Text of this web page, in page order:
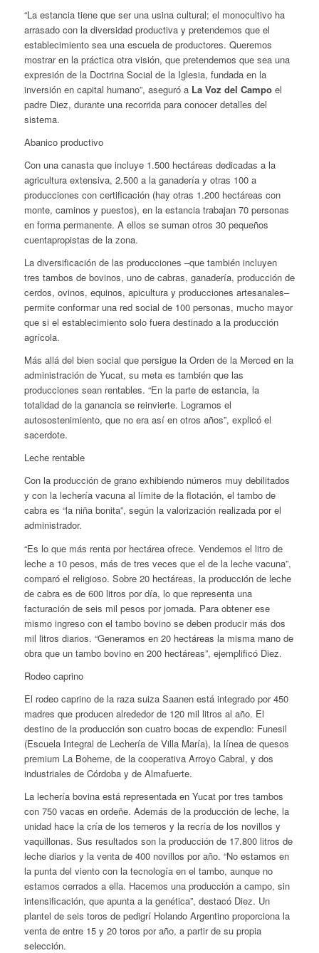
“La estancia tiene que ser una usina cultural; el monocultivo ha
arrasado con la diversidad productiva y pretendemos que el
establecimiento sea una escuela de productores. Queremos
mostrar en la práctica otra visión, que pretendemos que sea una
expresión de la Doctrina Social de la Iglesia, fundada en la
inversión en capital humano”, aseguró a La Voz del Campoel
padre Diez, durante una recorrida para conocer detalles del
sistema.
Abanico productivo
Con una canasta que incluye 1.500 hectáreas dedicadas a la
agricultura extensiva, 2.500 a la ganadería y otras 100 a
producciones con certificación (hay otras 1.200 hectáreas con
monte, caminos y puestos), en la estancia trabajan 70 personas
en forma permanente. A ellos se suman otros 30 pequeños
cuentapropistas de la zona.
La diversificación de las producciones –que también incluyen
tres tambos de bovinos, uno de cabras, ganadería, producción de
cerdos, ovinos, equinos, apicultura y producciones artesanales–
permite conformar una red social de 100 personas, mucho mayor
que si el establecimiento solo fuera destinado a la producción
agrícola.
Más allá del bien social que persigue la Orden de la Merced en la
administración de Yucat, su meta es también que las
producciones sean rentables. “En la parte de estancia, la
totalidad de la ganancia se reinvierte. Logramos el
autosostenimiento, que no era así en otros años”, explicó el
sacerdote.
Leche rentable
Con la producción de grano exhibiendo números muy debilitados
y con la lechería vacuna al límite de la flotación, el tambo de
cabra es “la niña bonita”, según la valorización realizada por el
administrador.
“Es lo que más renta por hectárea ofrece. Vendemos el litro de
leche a 10 pesos, más de tres veces que el de la leche vacuna”,
comparó el religioso. Sobre 20 hectáreas, la producción de leche
de cabra es de 600 litros por día, lo que representa una
facturación de seis mil pesos por jornada. Para obtener ese
mismo ingreso con el tambo bovino se deben producir más dos
mil litros diarios. “Generamos en 20 hectáreas la misma mano de
obra que un tambo bovino en 200 hectáreas”, ejemplificó Diez.
Rodeo caprino
El rodeo caprino de la raza suiza Saanen está integrado por 450
madres que producen alrededor de 120 mil litros al año. El
destino de la producción son cuatro bocas de expendio: Funesil
(Escuela Integral de Lechería de Villa María), la línea de quesos
premium La Boheme, de la cooperativa Arroyo Cabral, y dos
industriales de Córdoba y de Almafuerte.
La lechería bovina está representada en Yucat por tres tambos
con 750 vacas en ordeñe. Además de la producción de leche, la
unidad hace la cría de los terneros y la recría de los novillos y
vaquillonas. Sus resultados son la producción de 17.800 litros de
leche diarios y la venta de 400 novillos por año. “No estamos en
la punta del viento con la tecnología en el tambo, aunque no
estamos cerrados a ella. Hacemos una producción a campo, sin
intensificación, que apunta a la genética”, destacó Diez. Un
plantel de seis toros de pedigrí Holando Argentino proporciona la
venta de entre 15 y 20 toros por año, a partir de su propia
selección.